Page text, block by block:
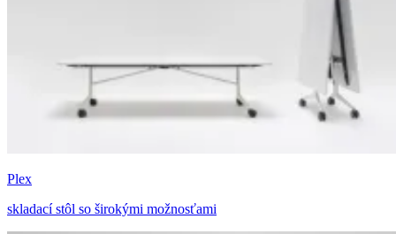
Plex
skladací stôl so širokými možnosťami